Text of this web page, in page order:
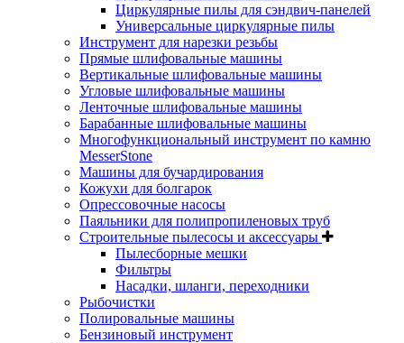
Циркулярные пилы для сэндвич-панелей
Универсальные циркулярные пилы
Инструмент для нарезки резьбы
Прямые шлифовальные машины
Вертикальные шлифовальные машины
Угловые шлифовальные машины
Ленточные шлифовальные машины
Барабанные шлифовальные машины
Многофункциональный инструмент по камню
MesserStone
Машины для бучардирования
Кожухи для болгарок
Опрессовочные насосы
Паяльники для полипропиленовых труб
Строительные пылесосы и аксессуары
Пылесборные мешки
Фильтры
Насадки, шланги, переходники
Рыбочистки
Полировальные машины
Бензиновый инструмент